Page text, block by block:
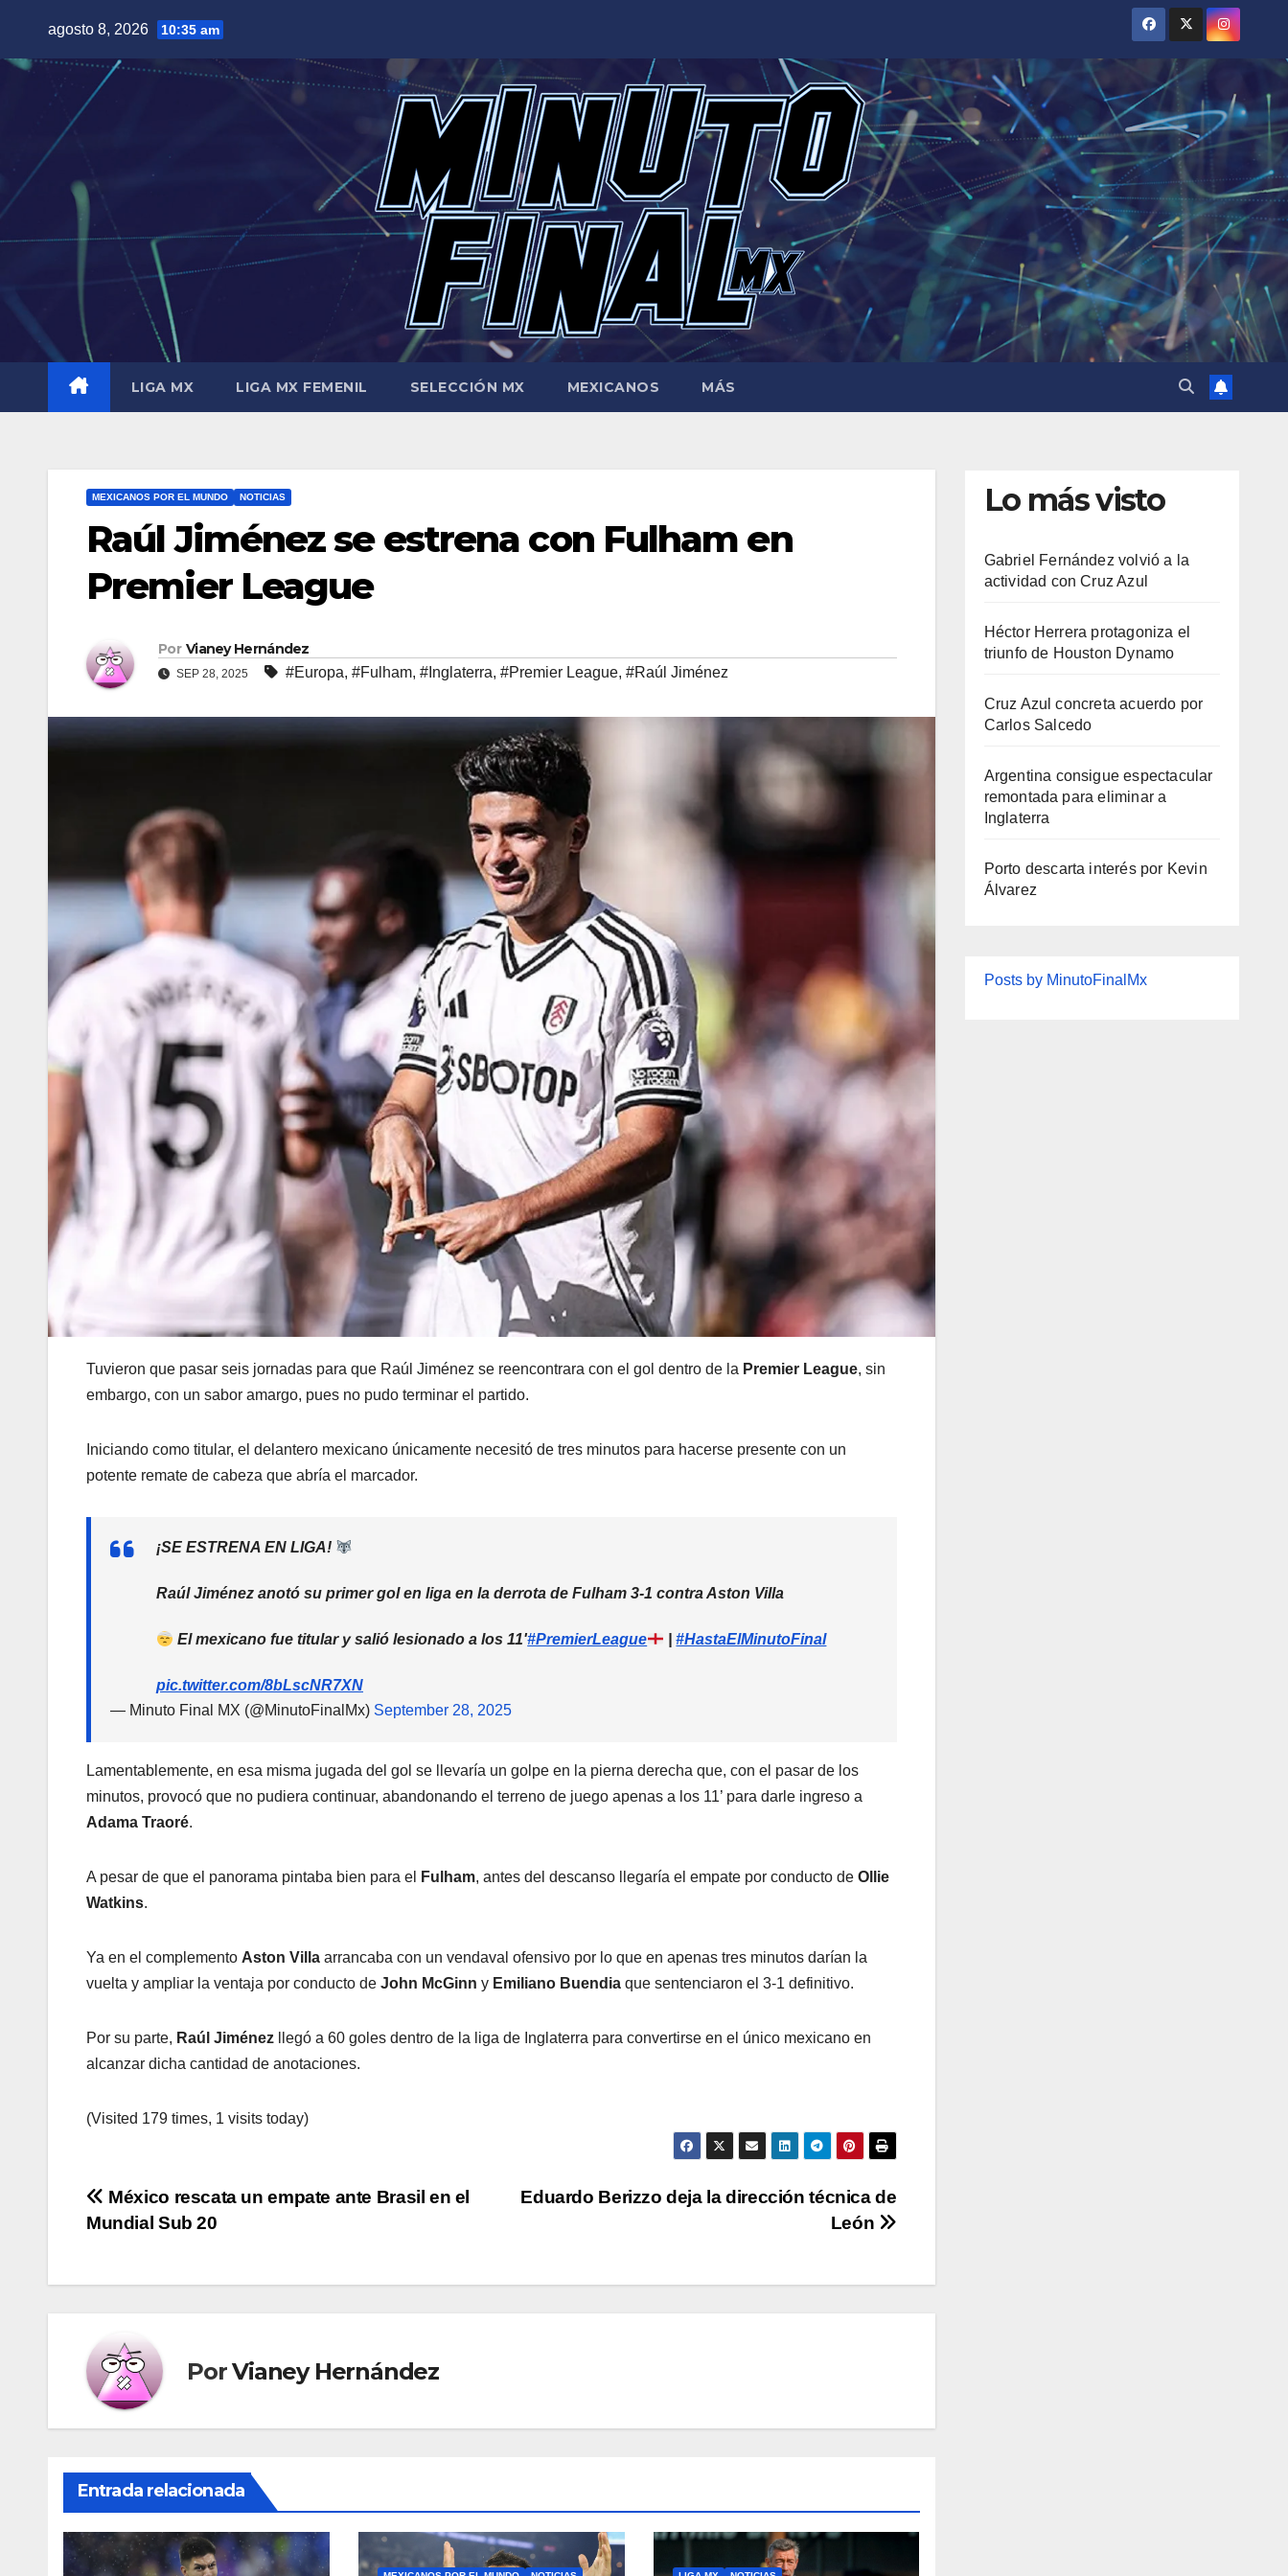
contenido
agosto 8, 2026 10:35 am
LIGA MX LIGA MX FEMENIL SELECCIÓN MX MEXICANOS MÁS
MEXICANOS POR EL MUNDO NOTICIAS
Raúl Jiménez se estrena con Fulham en
Premier League
Por Vianey Hernández
SEP 28, 2025 #Europa, #Fulham, #Inglaterra, #Premier League, #Raúl Jiménez
Tuvieron que pasar seis jornadas para que Raúl Jiménez se reencontrara con el gol dentro de la Premier League, sin
embargo, con un sabor amargo, pues no pudo terminar el partido.
Iniciando como titular, el delantero mexicano únicamente necesitó de tres minutos para hacerse presente con un
potente remate de cabeza que abría el marcador.
¡SE ESTRENA EN LIGA!
Raúl Jiménez anotó su primer gol en liga en la derrota de Fulham 3-1 contra Aston Villa
El mexicano fue titular y salió lesionado a los 11'#PremierLeague |#HastaElMinutoFinal
pic.twitter.com/8bLscNR7XN
— Minuto Final MX (@MinutoFinalMx) September 28, 2025
Lamentablemente, en esa misma jugada del gol se llevaría un golpe en la pierna derecha que, con el pasar de los
minutos, provocó que no pudiera continuar, abandonando el terreno de juego apenas a los 11’ para darle ingreso a
Adama Traoré.
A pesar de que el panorama pintaba bien para el Fulham, antes del descanso llegaría el empate por conducto de Ollie
Watkins.
Ya en el complemento Aston Villa arrancaba con un vendaval ofensivo por lo que en apenas tres minutos darían la
vuelta y ampliar la ventaja por conducto de John McGinn y Emiliano Buendia que sentenciaron el 3-1 definitivo.
Por su parte, Raúl Jiménez llegó a 60 goles dentro de la liga de Inglaterra para convertirse en el único mexicano en
alcanzar dicha cantidad de anotaciones.
(Visited 179 times, 1 visits today)
Navegación
entradas
Eduardo Berizzo deja la dirección técnica de
León
México rescata un empate ante Brasil en el
Mundial Sub 20
PorVianey Hernández
Entrada relacionada
Lo más visto
Gabriel Fernández volvió a la
actividad con Cruz Azul
Héctor Herrera protagoniza el
triunfo de Houston Dynamo
Cruz Azul concreta acuerdo por
Carlos Salcedo
Argentina consigue espectacular
remontada para eliminar a
Inglaterra
Porto descarta interés por Kevin
Álvarez
Posts by MinutoFinalMx